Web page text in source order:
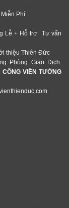
Phí
Lễ + Hỗ trợ Tư vấn
thiệu Thiên Đức
Phòng Giao Dịch.
CÔNG VIÊN TƯỞNG